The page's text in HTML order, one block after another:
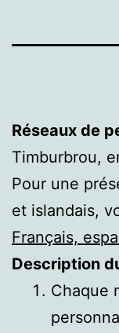
Réseaux de
Timburbrou,
Pour une
et islandais,
Français,
Description
Chaque